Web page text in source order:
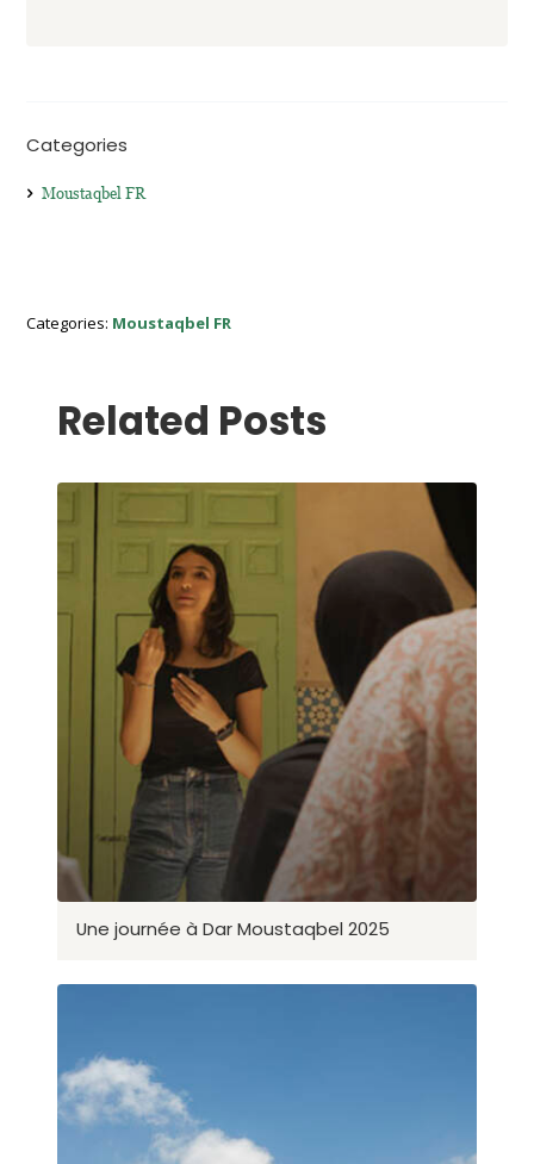
Categories
Moustaqbel FR
Categories: Moustaqbel FR
Related Posts
Une journée à Dar Moustaqbel 2025